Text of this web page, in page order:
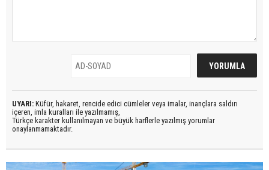
UYARI: Küfür, hakaret, rencide edici cümleler veya imalar, inançlara saldırı
içeren, imla kuralları ile yazılmamış,
Türkçe karakter kullanılmayan ve büyük harflerle yazılmış yorumlar
onaylanmamaktadır.